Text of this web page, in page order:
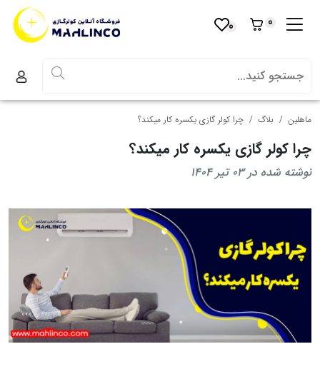
0
0
ماهلین بلاگ چرا کولر گازی یکسره کار میکند؟
چرا کولر گازی یکسره کار میکند؟
نوشته شده در 03 تیر 1404